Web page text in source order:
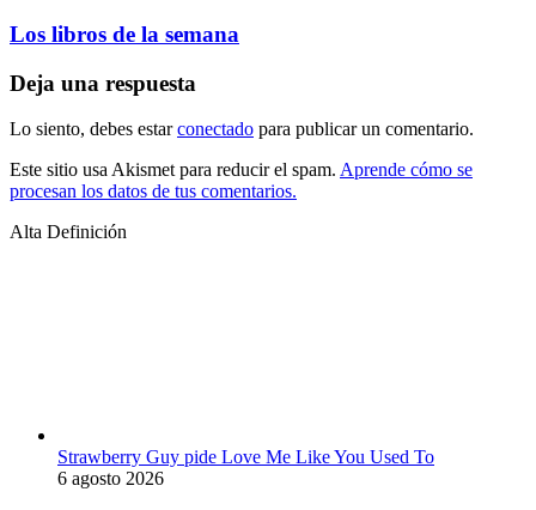
Los libros de la semana
Deja una respuesta
Lo siento, debes estarconectado para publicar un comentario.
Este sitio usa Akismet para reducir el spam. Aprende cómo se
procesan los datos de tus comentarios.
Alta Definición
Strawberry Guy pide Love Me Like You Used To
6 agosto 2026